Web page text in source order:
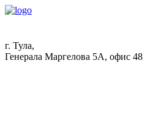
г. Тула,
Генерала Маргелова 5А, офис 48